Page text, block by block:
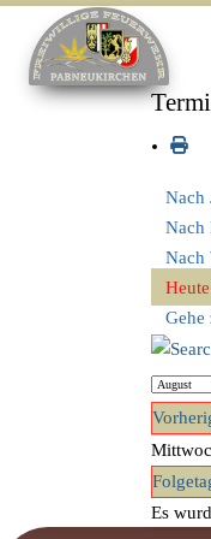
Nach
Nach
Nach
Heute
Gehe
Es